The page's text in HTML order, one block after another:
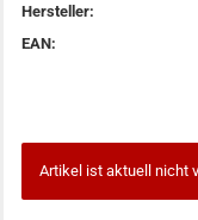
Hersteller:
EAN:
Artikel ist aktuell nicht